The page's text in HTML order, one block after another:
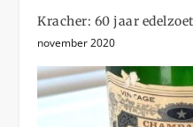
Kracher: 60 jaar
november 2020